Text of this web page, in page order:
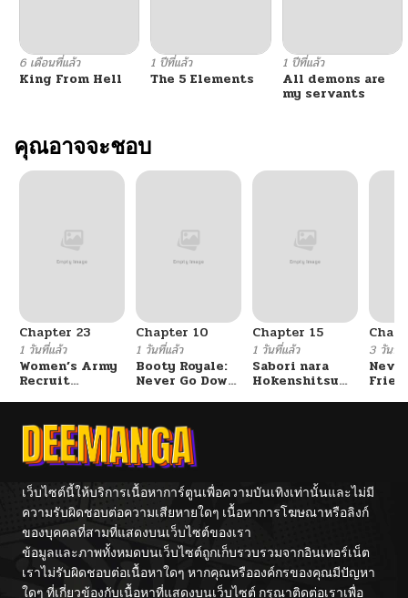
6 เดือนที่แล้ว
King From Hell
1 ปีที่แล้ว
The 5 Elements
1 ปีที่แล้ว
All demons are
my servants
คุณอาจจะชอบ
Chapter 23
1 วันที่แล้ว
Women’s Army
Recruit
Chapter 10
1 วันที่แล้ว
Booty Royale:
Never Go Down
Chapter 15
1 วันที่แล้ว
Sabori nara
Hokenshitsu
3 วันที่
เว็บไซต์นี้ให้บริการเนื้อหาการ์ตูนเพื่อความบันเทิงเท่านั้นและไม่มี
ความรับผิดชอบต่อความเสียหายใดๆ เนื้อหาการโฆษณาหรือลิงก์
ของบุคคลที่สามที่แสดงบนเว็บไซต์ของเรา
ข้อมูลและภาพทั้งหมดบนเว็บไซต์ถูกเก็บรวบรวมจากอินเทอร์เน็ต
เราไม่รับผิดชอบต่อเนื้อหาใดๆ หากคุณหรือองค์กรของคุณมีปัญหา
ใดๆ ที่เกี่ยวข้องกับเนื้อหาที่แสดงบนเว็บไซต์ กรุณาติดต่อเราเพื่อ